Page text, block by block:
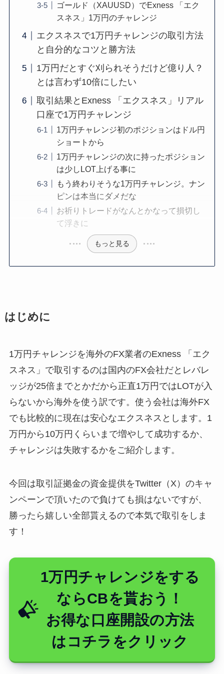
ゴールド（XAUUSD）でExness 「エク
スネス」1万円のチャレンジ
エクスネスで1万円チャレンジの取引方法
と自分的なコツと勝方法
1万円だとすぐ刈られそうだけど億り人？
とは言わず10倍にしたい
取引結果とExness 「エクスネス」リアル
口座で1万円チャレンジ
1万円チャレンジ初のポジションはドル円
ショートから
1万円チャレンジの次に持ったポジション
は少しLOT上げる事に
もう終わりそうな1万円チャレンジ。ナン
ピンは本当にダメだな
お祈りトレードがなんとかなって損切し
て浮きに
もっと見る
はじめに
1万円チャレンジを海外のFX業者のExness 「エク
スネス」で取引するのは国内のFX会社だとレバレ
ッジが25倍までとかだから正直1万円ではLOTが入
らないから海外を使う訳です。使う会社は海外FX
でも比較的に現在は安心なエクスネスとします。1
万円から10万円くらいまで増やして成功するか、
チャレンジは失敗するかをご紹介します。
今回は取引証拠金の資金提供をTwitter（X）のキャ
ンペーンで頂いたので負けても損はないですが、
勝ったら嬉しい全部貰えるので本気で取引をしま
す！
1万円チャレンジをする
ならCBを貰おう！
お得な口座開設の方法
はコチラをクリック